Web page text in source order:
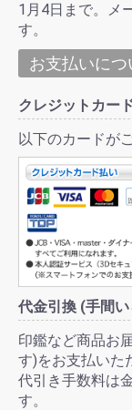
1月4日まで。メ
す。
お支払いにつ
クレジットカー
以下のカードが
代金引換 (手間
印鑑など商品お
す)をお支払いた
代引き手数料は
す。